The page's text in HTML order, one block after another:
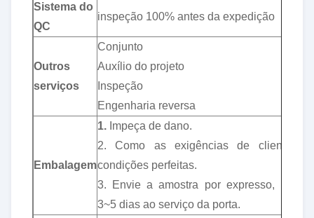
Sistema do
QC
inspeção 100% antes da expedição
Outros
serviços
Conjunto
Auxílio do projeto
Inspeção
Engenharia reversa
Embalagem
1. Impeça de dano.
2. Como as exigências de clientes,
condições perfeitas.
3. Envie a amostra por expresso, porta
3~5 dias ao serviço da porta.